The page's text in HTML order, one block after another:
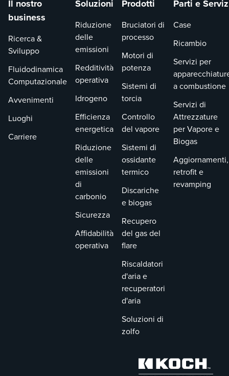
sue competenze e
la sua passione per
il servizio al
cliente. Noto per il
suo approccio
pratico, Matthew
garantisce che le
apparecchiature
per il controllo dei
vapori e del biogas
funzionino senza
problemi sul
campo. Esploriamo
il suo percorso
professionale, le
sue tradizioni
preferite e cosa lo
in John Zink.
corso degli anni, è
gestione dei
progetti
all'ingegneria di
processo, fino a
diventare
responsabile della
tecnologia per il
team di controllo
dei vapori. Il suo
percorso in John
Zink è stato
caratterizzato da
apprendimento
continuo,
tutoraggio e
innovativi come la
tecnologia di
NOxSTAR a basso
NOxSTAR™.
Il nostro
business
Ricerca &
Sviluppo
Fluidodinamica
Computazionale
Avvenimenti
Luoghi
Carriere
Soluzioni
Riduzione
delle
emissioni
Redditività
operativa
Idrogeno
Efficienza
energetica
Riduzione
delle
emissioni
di
carbonio
Sicurezza
Affidabilità
operativa
Prodotti
Bruciatori di
processo
Motori di
potenza
Sistemi di
torcia
Controllo
del vapore
Sistemi di
ossidante
termico
Discariche
e biogas
Recupero
del gas del
flare
Riscaldatori
d'aria e
recuperatori
d'aria
Soluzioni di
zolfo
Parti e
Case
Ricambio
Servizi per
a combustione
Servizi di
Attrezzature
per Vapore e
Biogas
Aggiornamenti,
retrofit e
revamping